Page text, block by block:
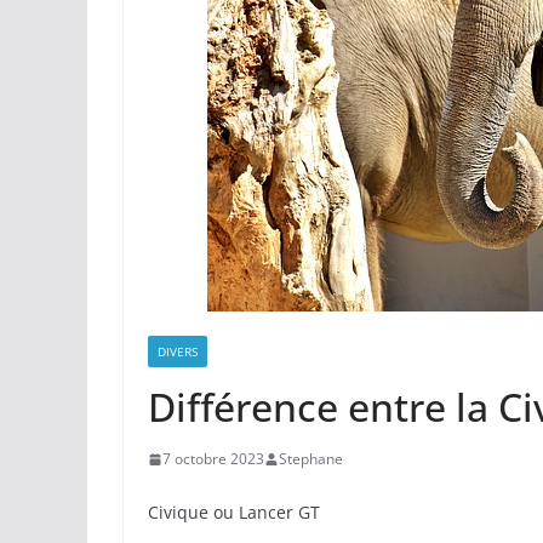
DIVERS
Différence entre la
7 octobre 2023 Stephane
Civique ou Lancer GT